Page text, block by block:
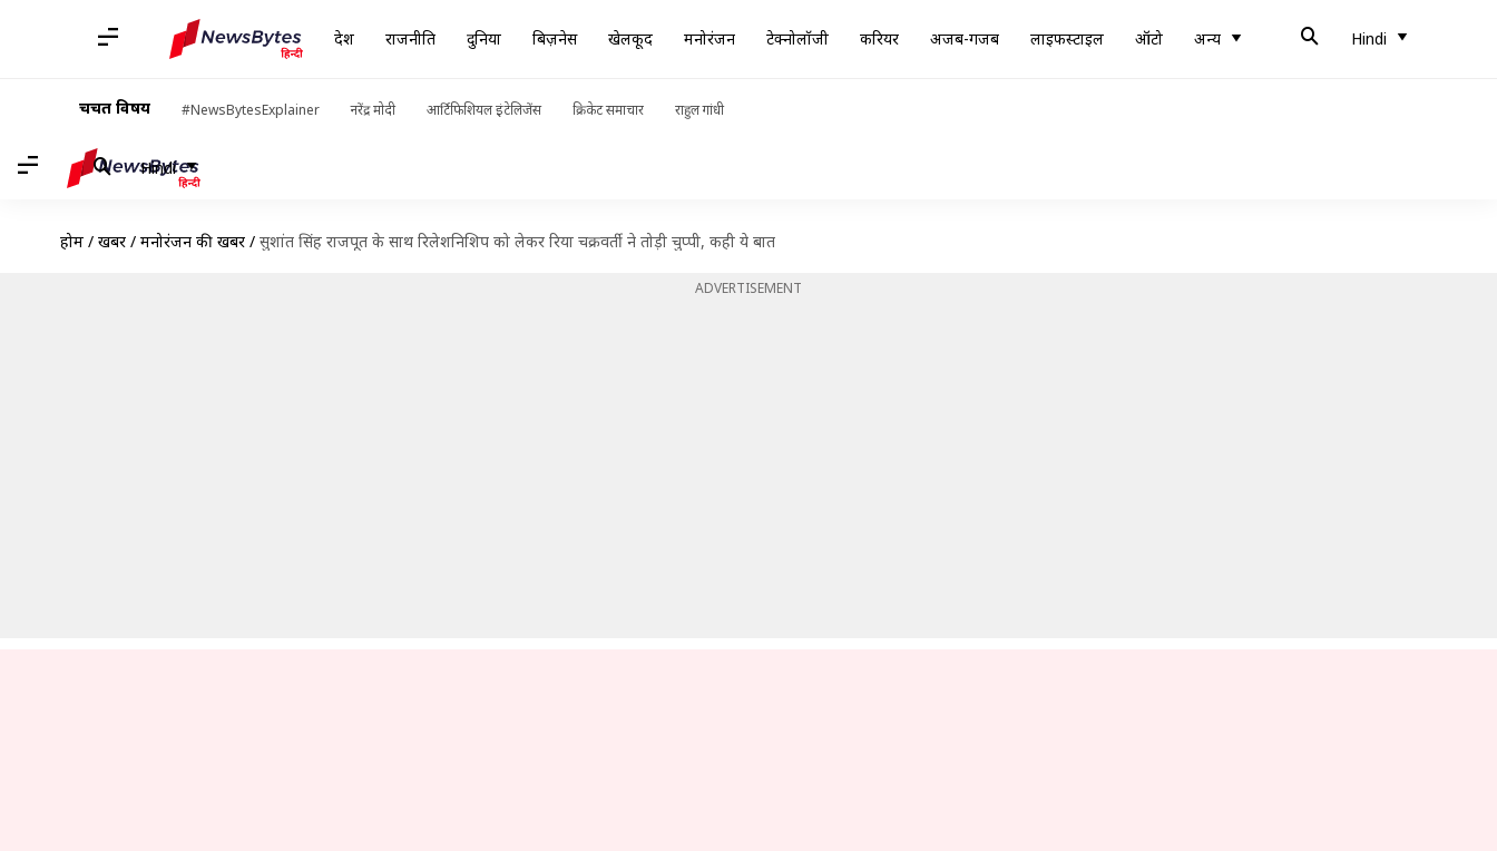
देश राजनीति दुनिया बिज़नेस खेलकूद मनोरंजन टेक्नोलॉजी करियर अजब-गजब लाइफस्टाइल ऑटो अन्य Hindi
चर्चित विषय #NewsBytesExplainer नरेंद्र मोदी आर्टिफिशियल इंटेलिजेंस क्रिकेट समाचार राहुल गांधी
Hindi
होम / खबरें / मनोरंजन की खबरें / सुशांत सिंह राजपूत के साथ रिलेशनिशिप को लेकर रिया चक्रवर्ती ने तोड़ी चुप्पी, कही ये बात
ADVERTISEMENT